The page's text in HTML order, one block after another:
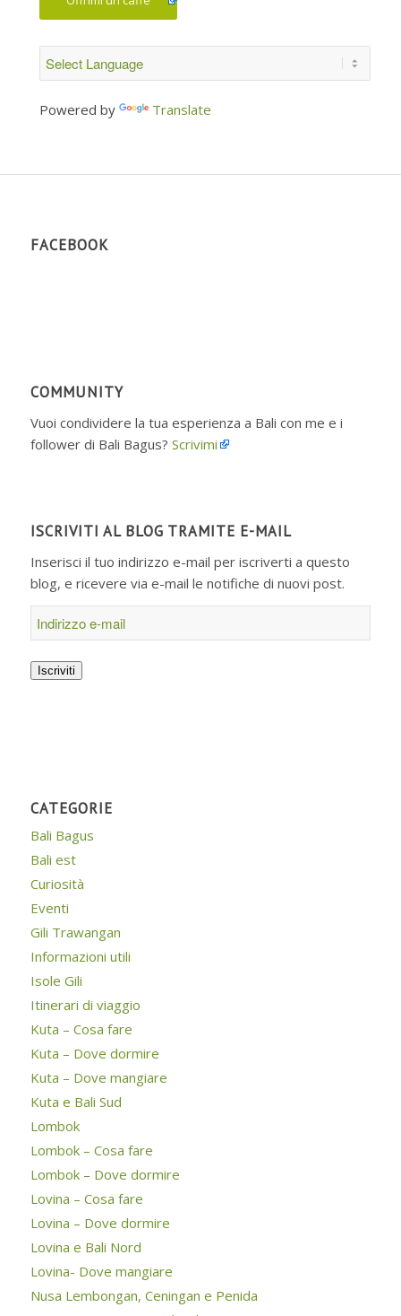
Powered by Translate
FACEBOOK
COMMUNITY
Vuoi condividere la tua esperienza a Bali con me e i
follower di Bali Bagus? Scrivimi
ISCRIVITI AL BLOG TRAMITE E-MAIL
Inserisci il tuo indirizzo e-mail per iscriverti a questo
blog, e ricevere via e-mail le notifiche di nuovi post.
Indirizzo
e-
mail
Iscriviti
CATEGORIE
Bali Bagus
Bali est
Curiosità
Eventi
Gili Trawangan
Informazioni utili
Isole Gili
Itinerari di viaggio
Kuta – Cosa fare
Kuta – Dove dormire
Kuta – Dove mangiare
Kuta e Bali Sud
Lombok
Lombok – Cosa fare
Lombok – Dove dormire
Lovina – Cosa fare
Lovina – Dove dormire
Lovina e Bali Nord
Lovina- Dove mangiare
Nusa Lembongan, Ceningan e Penida